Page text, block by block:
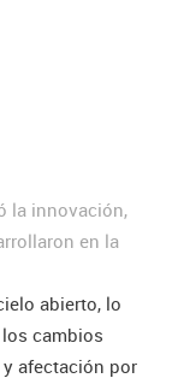
la innovación,
en la
abierto, lo
cambios
afectación por